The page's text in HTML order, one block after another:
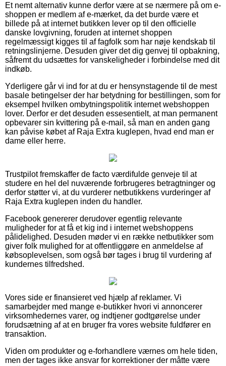
Et nemt alternativ kunne derfor være at se nærmere på om e-
shoppen er medlem af e-mærket, da det burde være et
billede på at internet butikken lever op til den officielle
danske lovgivning, foruden at internet shoppen
regelmæssigt kigges til af fagfolk som har nøje kendskab til
retningslinjerne. Desuden giver det dig genvej til opbakning,
såfremt du udsættes for vanskeligheder i forbindelse med dit
indkøb.
Yderligere går vi ind for at du er hensynstagende til de mest
basale betingelser der har betydning for bestillingen, som for
eksempel hvilken ombytningspolitik internet webshoppen
lover. Derfor er det desuden essesentielt, at man permanent
opbevarer sin kvittering på e-mail, så man en anden gang
kan påvise købet af Raja Extra kuglepen, hvad end man er
dame eller herre.
Trustpilot fremskaffer de facto værdifulde genveje til at
studere en hel del nuværende forbrugeres betragtninger og
derfor støtter vi, at du vurderer netbutikkens vurderinger af
Raja Extra kuglepen inden du handler.
Facebook genererer derudover egentlig relevante
muligheder for at få et kig ind i internet webshoppens
pålidelighed. Desuden møder vi en række netbutikker som
giver folk mulighed for at offentliggøre en anmeldelse af
købsoplevelsen, som også bør tages i brug til vurdering af
kundernes tilfredshed.
Vores side er finansieret ved hjælp af reklamer. Vi
samarbejder med mange e-butikker hvori vi annoncerer
virksomhedernes varer, og indtjener godtgørelse under
forudsætning af at en bruger fra vores website fuldfører en
transaktion.
Viden om produkter og e-forhandlere værnes om hele tiden,
men der tages ikke ansvar for korrektioner der måtte være